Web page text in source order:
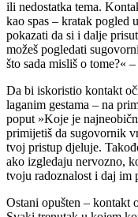
ili nedostatka tema.
kao spas – kratak pogled
pokazati da si i dalje
možeš pogledati
što sada misliš o tome?«
Da bi iskoristio kontakt
laganim gestama – na
poput »Koje je
primijetiš da sugovornik
tvoj pristup djeluje.
ako izgledaju nervozno,
tvoju radoznalost i daj im
Ostani opušten – kontakt